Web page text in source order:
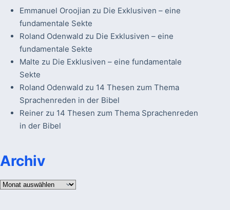
Emmanuel Oroojian zu Die Exklusiven – eine
fundamentale Sekte
Roland Odenwald zu Die Exklusiven – eine
fundamentale Sekte
Malte zu Die Exklusiven – eine fundamentale
Sekte
Roland Odenwald zu 14 Thesen zum Thema
Sprachenreden in der Bibel
Reinerzu 14 Thesen zum Thema Sprachenreden
in der Bibel
Archiv
Archiv